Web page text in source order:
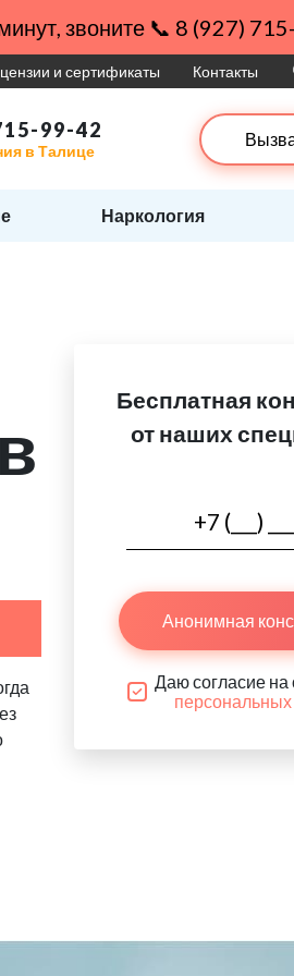
звоните 📞 8 (927)
и сертификаты Контакты
99-42
в Талице
Наркология
в
Бесплатная
от наших
Анонимная
Даю согласие на